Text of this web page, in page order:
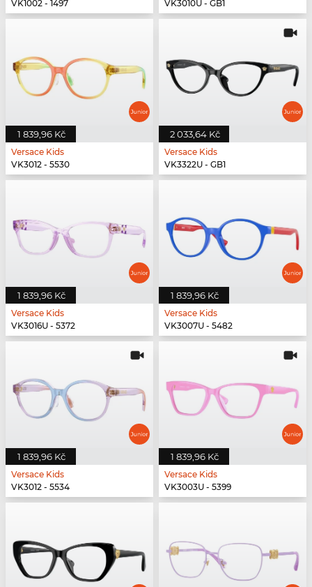
VK1002 - 1497
VK3010U - GB1
1 839,96 Kč
Versace Kids
VK3012 - 5530
2 033,64 Kč
Versace Kids
VK3322U - GB1
1 839,96 Kč
Versace Kids
VK3016U - 5372
1 839,96 Kč
Versace Kids
VK3007U - 5482
1 839,96 Kč
Versace Kids
VK3012 - 5534
1 839,96 Kč
Versace Kids
VK3003U - 5399